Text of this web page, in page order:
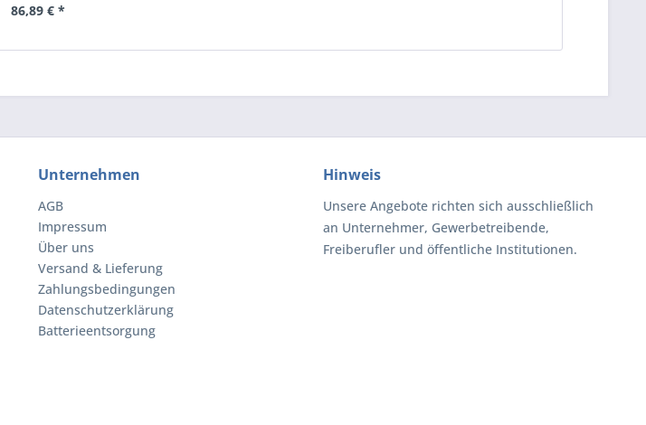
(504062-B21)
86,89 € *
Unternehmen
AGB
Impressum
Über uns
Versand & Lieferung
Zahlungsbedingungen
Datenschutzerklärung
Batterieentsorgung
Hinweis
Unsere Angebote richten sich ausschließlich
an Unternehmer, Gewerbetreibende,
Freiberufler und öffentliche Institutionen.